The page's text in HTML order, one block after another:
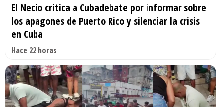
El Necio critica a Cubadebate por informar sobre
los apagones de Puerto Rico y silenciar la crisis
en Cuba
Hace 22 horas